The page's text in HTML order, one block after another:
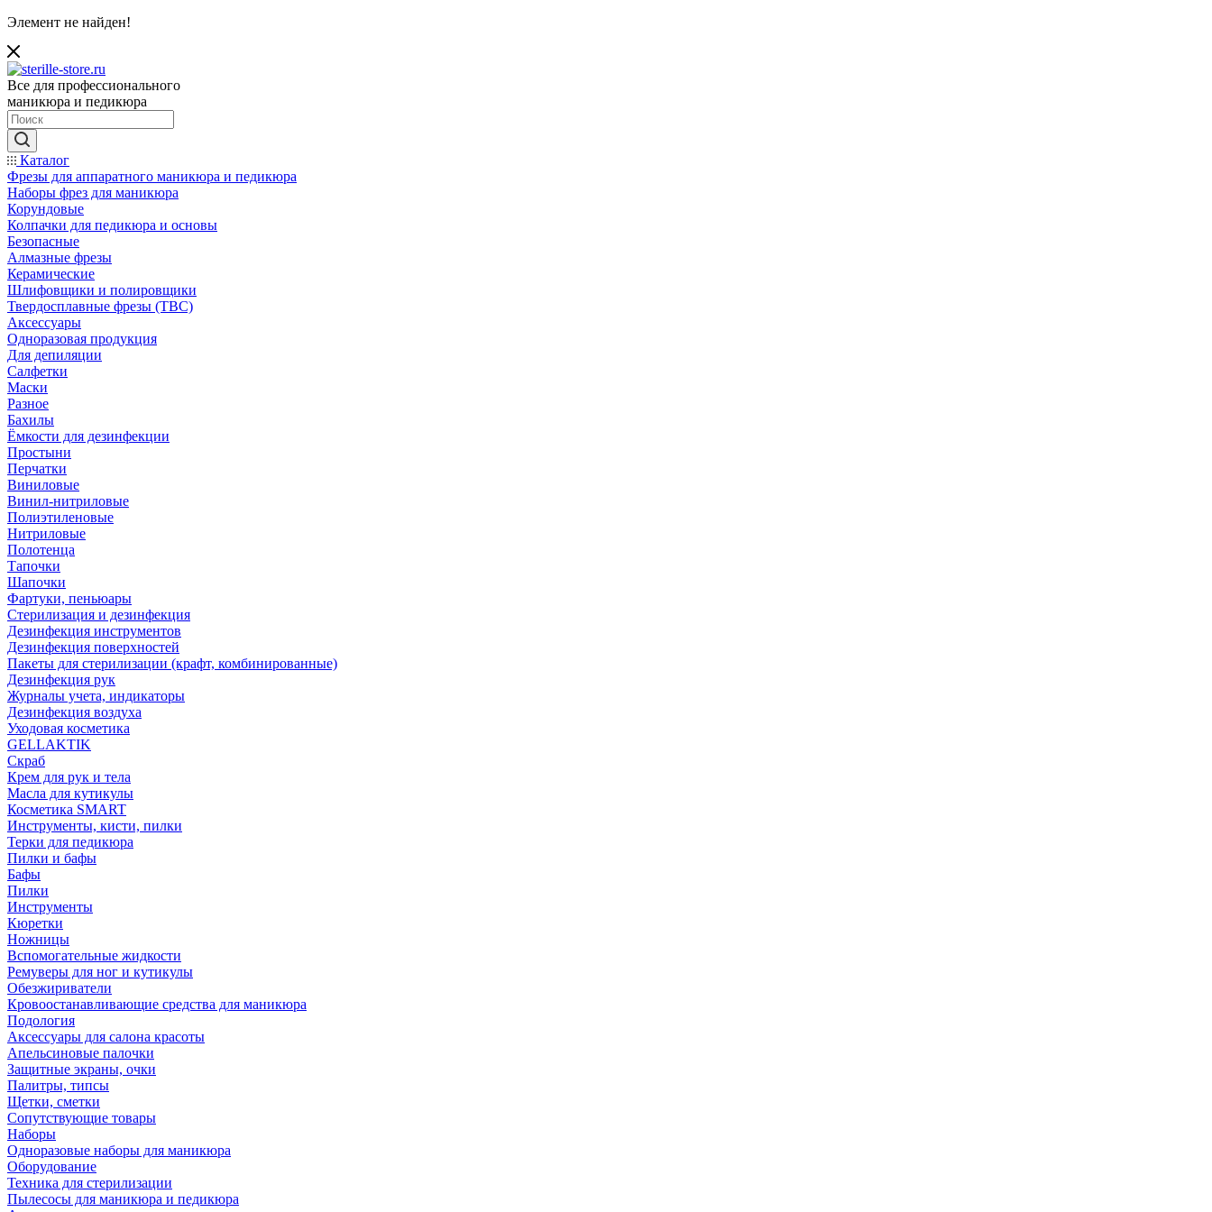
Элемент не найден!
Все для профессионального
маникюра и педикюра
Каталог
Фрезы для аппаратного маникюра и педикюра
Наборы фрез для маникюра
Корундовые
Колпачки для педикюра и основы
Безопасные
Алмазные фрезы
Керамические
Шлифовщики и полировщики
Твердосплавные фрезы (ТВС)
Аксессуары
Одноразовая продукция
Для депиляции
Салфетки
Маски
Разное
Бахилы
Ёмкости для дезинфекции
Простыни
Перчатки
Виниловые
Винил-нитриловые
Полиэтиленовые
Нитриловые
Полотенца
Тапочки
Шапочки
Фартуки, пеньюары
Стерилизация и дезинфекция
Дезинфекция инструментов
Дезинфекция поверхностей
Пакеты для стерилизации (крафт, комбинированные)
Дезинфекция рук
Журналы учета, индикаторы
Дезинфекция воздуха
Уходовая косметика
GELLAKTIK
Скраб
Крем для рук и тела
Масла для кутикулы
Косметика SMART
Инструменты, кисти, пилки
Терки для педикюра
Пилки и бафы
Бафы
Пилки
Инструменты
Кюретки
Ножницы
Вспомогательные жидкости
Ремуверы для ног и кутикулы
Обезжириватели
Кровоостанавливающие средства для маникюра
Подология
Аксессуары для салона красоты
Апельсиновые палочки
Защитные экраны, очки
Палитры, типсы
Щетки, сметки
Сопутствующие товары
Наборы
Одноразовые наборы для маникюра
Оборудование
Техника для стерилизации
Пылесосы для маникюра и педикюра